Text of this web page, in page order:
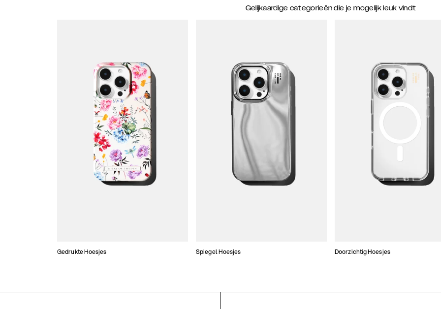
Gelijkaardige categorieën die je mogelijk leuk vindt
Gedrukte Hoesjes Spiegel Hoesjes Doorzichtig Hoesjes